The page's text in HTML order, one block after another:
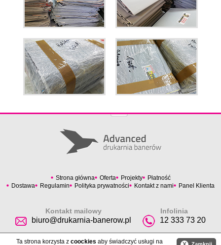
Strona główna Oferta Projekty
Płatność
Dostawa
Regulamin Polityka prywatności Kontakt z nami Panel Klienta
Kontakt mailowy
biuro@drukarnia-banerow.pl
Infolinia
12 333 73 20
Ta strona korzysta z coockies aby świadczyć usługi na